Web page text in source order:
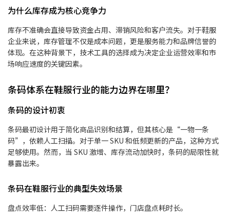
为什么库存成为核心竞争力
库存不准确会直接导致资金占用、滞销风险和客户流失。对于鞋服
企业来说，库存管理不仅是成本问题，更是服务能力和品牌信誉的
体现。在这种背景下，技术工具的选择成为决定企业运营效率和市
场响应速度的关键因素。
条码体系在鞋服行业的能力边界在哪里？
条码的设计初衷
条码最初设计用于简化商品识别和结算，但其核心是“一物一条
码”，依赖人工扫描。对于单一 SKU 和低频更新的产品，这种方式
足够使用。然而，当 SKU 激增、库存流动加快时，条码的局限性就
暴露出来。
条码在鞋服行业的典型失效场景
盘点效率低：人工扫码需要逐件操作，门店盘点耗时长。